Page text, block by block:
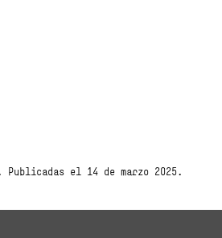
Publicadas el 14 de marzo 2025.